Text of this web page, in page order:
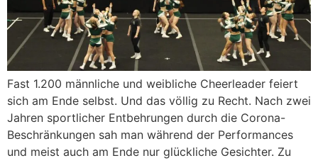
Fast 1.200 männliche und weibliche Cheerleader feiert
sich am Ende selbst. Und das völlig zu Recht. Nach zwei
Jahren sportlicher Entbehrungen durch die Corona-
Beschränkungen sah man während der Performances
und meist auch am Ende nur glückliche Gesichter. Zu